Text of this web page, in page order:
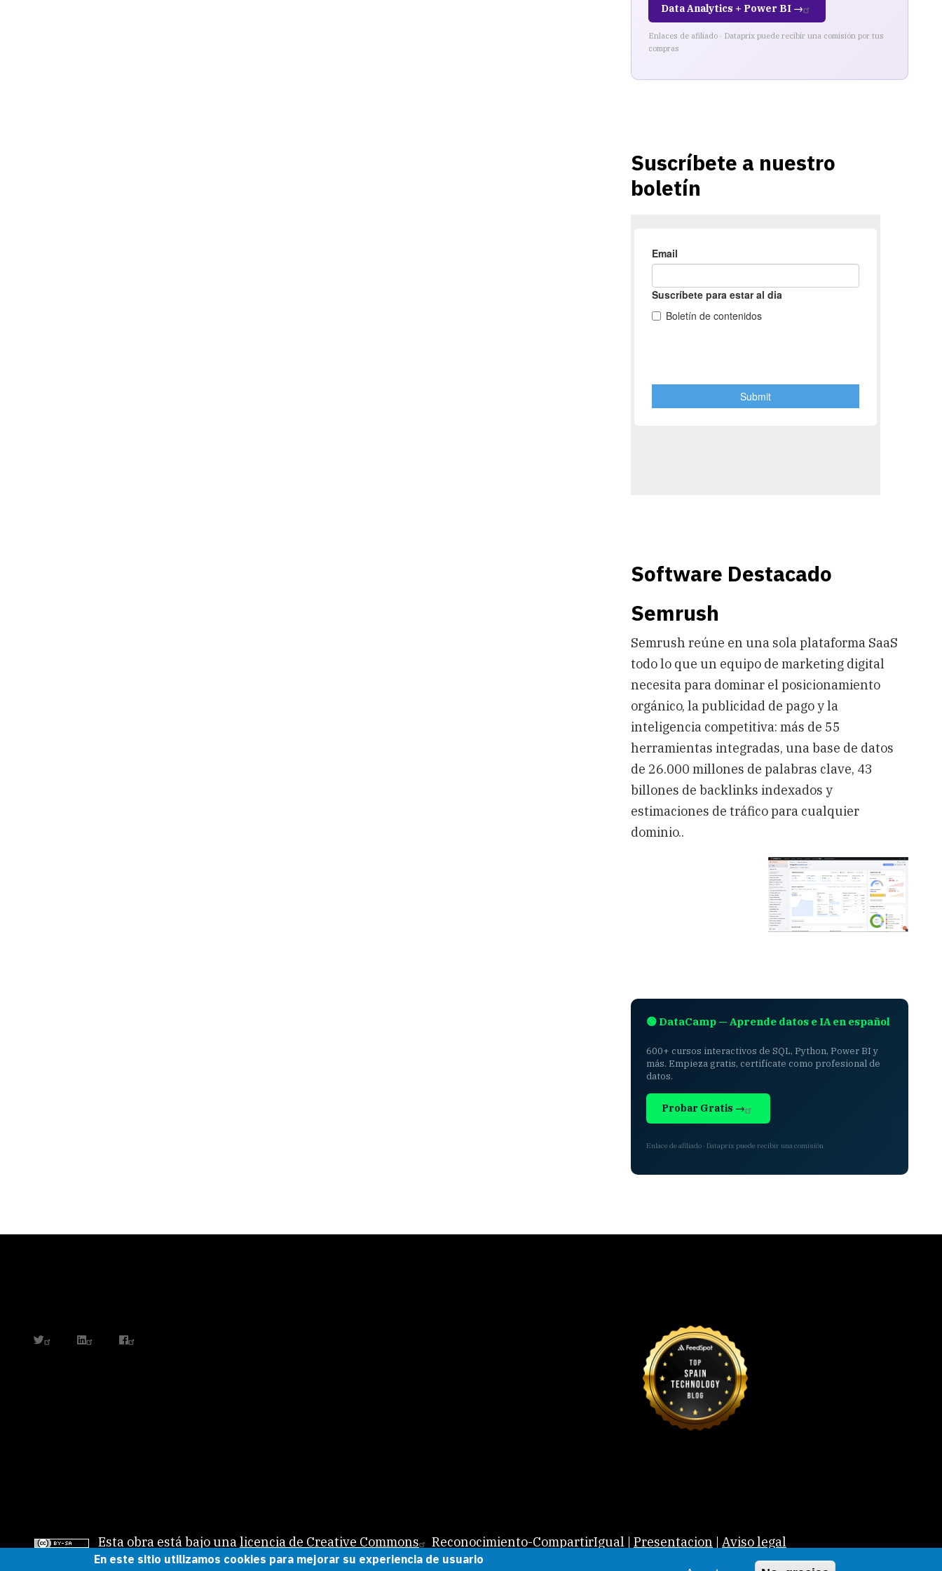
Data Analytics + Power BI →
Enlaces de afiliado · Dataprix puede recibir una comisión por tus
compras
Suscríbete a nuestro
boletín
Software Destacado
Semrush
Semrush reúne en una sola plataforma SaaS
todo lo que un equipo de marketing digital
necesita para dominar el posicionamiento
orgánico, la publicidad de pago y la
inteligencia competitiva: más de 55
herramientas integradas, una base de datos
de 26.000 millones de palabras clave, 43
billones de backlinks indexados y
estimaciones de tráfico para cualquier
dominio..
🟢 DataCamp — Aprende datos e IA en español
600+ cursos interactivos de SQL, Python, Power BI y
más. Empieza gratis, certifícate como profesional de
datos.
Probar Gratis →
Enlace de afiliado · Dataprix puede recibir una comisión
twitterlinkedinfacebook
Esta obra está bajo unalicencia de Creative Commons Reconocimiento-CompartirIgual | Presentacion | Aviso legal
En este sitio utilizamos cookies para mejorar su experiencia de usuario